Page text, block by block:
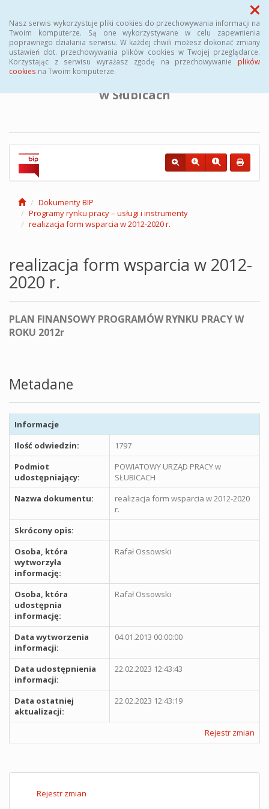
Nasz serwis wykorzystuje pliki cookies do przechowywania informacji na
Twoim komputerze. Są one wykorzystywane w celu zapewnienia
poprawnego działania serwisu. W każdej chwili możesz dokonać zmiany
ustawień dot. przechowywania plików cookies w Twojej przeglądarce.
Korzystając z serwisu wyrażasz zgodę na przechowywanie plików
cookies na Twoim komputerze.
Menu
BIULETYN INFORMACJI PUBLICZNEJ
Powiatowego Urzędu Pracy
w Słubicach
Dokumenty BIP
Programy rynku pracy – usługi i instrumenty
realizacja form wsparcia w 2012-2020 r.
realizacja form wsparcia w 2012-
2020 r.
PLAN FINANSOWY PROGRAMÓW RYNKU PRACY W
ROKU 2012r
Metadane
Informacje
Ilość odwiedzin:
1797
Podmiot
udostępniający:
POWIATOWY URZĄD PRACY w
SŁUBICACH
Nazwa dokumentu:
realizacja form wsparcia w 2012-2020
r.
Skrócony opis:
Osoba, która
wytworzyła
informację:
Rafał Ossowski
Osoba, która
udostępnia
informację:
Rafał Ossowski
Data wytworzenia
informacji:
04.01.2013 00:00:00
Data udostępnienia
informacji:
22.02.2023 12:43:43
Data ostatniej
aktualizacji:
22.02.2023 12:43:19
Rejestr zmian
Rejestr zmian